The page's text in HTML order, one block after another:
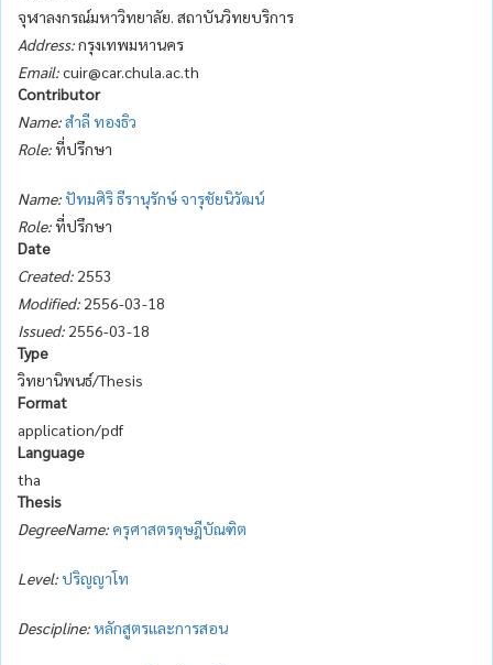
จุฬาลงกรณ์มหาวิทยาลัย. สถาบันวิทยบริการ
Address:กรุงเทพมหานคร
Email:cuir@car.chula.ac.th
Contributor
Name:สำลี ทองธิว
Role:ที่ปรึกษา
Name:ปัทมศิริ ธีรานุรักษ์ จารุชัยนิวัฒน์
Role:ที่ปรึกษา
Date
Created: 2553
Modified: 2556-03-18
Issued: 2556-03-18
Type
วิทยานิพนธ์/Thesis
Format
application/pdf
Language
tha
Thesis
DegreeName: ครุศาสตรดุษฎีบัณฑิต
Level:ปริญญาโท
Descipline:หลักสูตรและการสอน